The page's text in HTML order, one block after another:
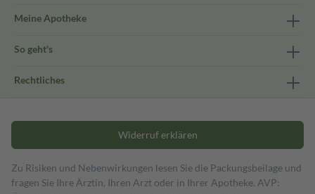
Meine Apotheke
So geht's
Rechtliches
Widerruf erklären
Zu Risiken und Nebenwirkungen lesen Sie die Packungsbeilage und
fragen Sie Ihre Ärztin, Ihren Arzt oder in Ihrer Apotheke. AVP: